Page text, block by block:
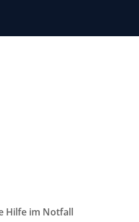
Hilfe im Notfall